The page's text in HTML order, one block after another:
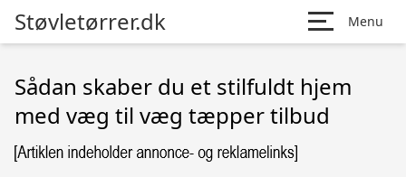
Støvletørrer.dk Menu
Sådan skaber du et stilfuldt hjem
med væg til væg tæpper tilbud